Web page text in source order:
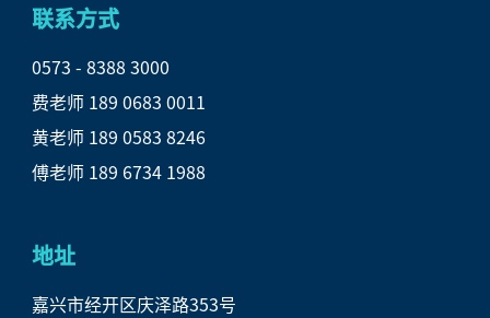
联系方式
0573 - 8388 3000
费老师 189 0683 0011
黄老师 189 0583 8246
傅老师 189 6734 1988
地址
嘉兴市经开区庆泽路353号